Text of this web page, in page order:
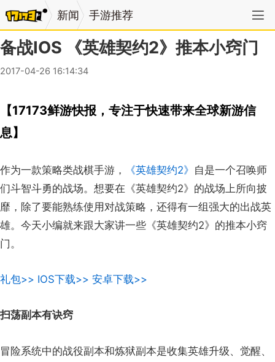
新闻 手游推荐
备战IOS 《英雄契约2》推本小窍门
2017-04-26 16:14:34
【17173鲜游快报，专注于快速带来全球新游信
息】
作为一款策略类战棋手游， 《英雄契约2》 自是一个召唤师
们斗智斗勇的战场。想要在《英雄契约2》的战场上所向披
靡，除了要能熟练使用对战策略，还得有一组强大的出战英
雄。今天小编就来跟大家讲一些《英雄契约2》的推本小窍
门。
礼包>> IOS下载>> 安卓下载>>
扫荡副本有诀窍
冒险系统中的战役副本和炼狱副本是收集英雄升级、觉醒、